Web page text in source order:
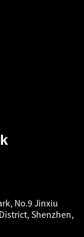
No.9 Jinxiu
Shenzhen,